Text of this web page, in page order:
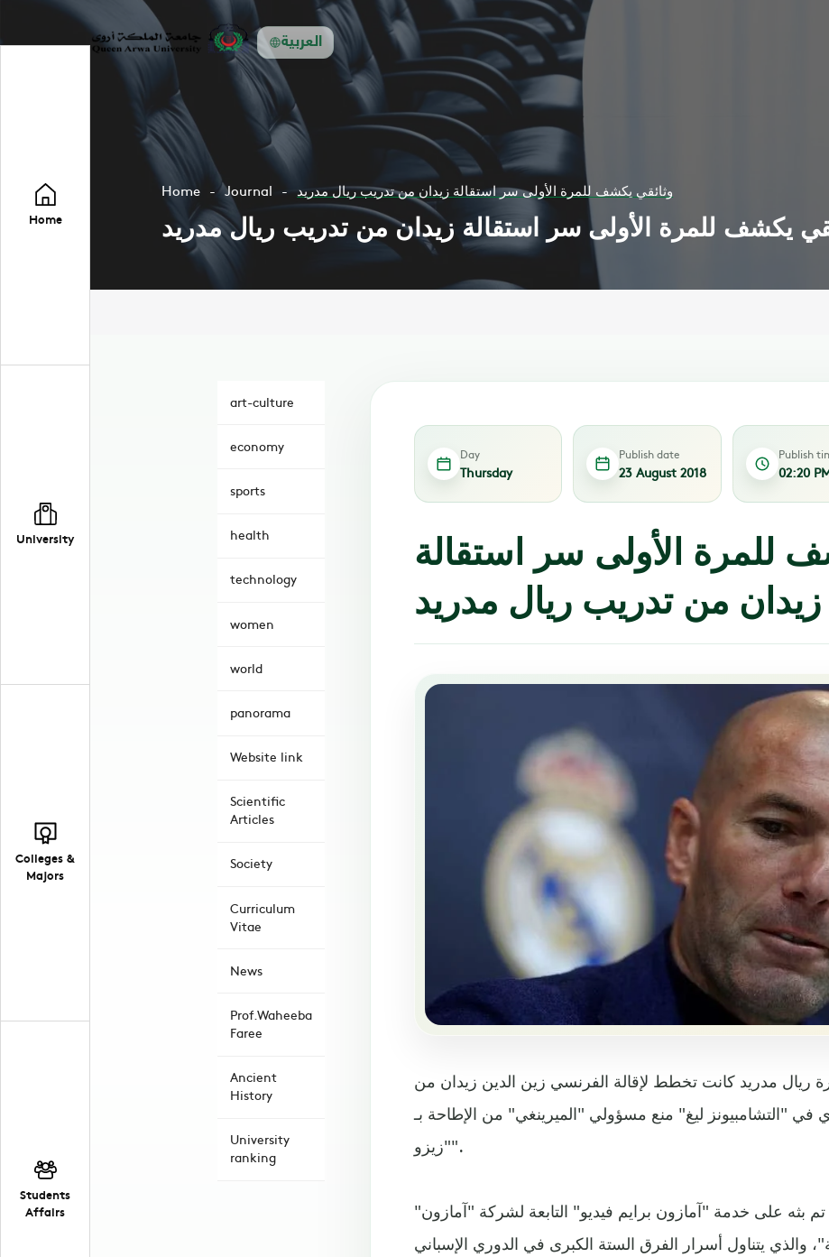
العربية
Home
University
Colleges &
Majors
Students
Affairs
Home Journal وثائقي يكشف للمرة الأولى سر استقالة زيدان من تدريب ريال مدريد
يكشف للمرة الأولى سر استقالة زيدان من تدريب ريال مدريد
art-culture
economy
sports
health
technology
women
world
panorama
Website link
Scientific
Articles
Society
Curriculum
Vitae
News
Prof.Waheeba
Faree
Ancient
History
University
ranking
Day
Thursday
Publish date
23 August 2018
Publish
02:20
للمرة الأولى سر استقالة
زيدان من تدريب ريال مدريد
ريال مدريد كانت تخطط لإقالة الفرنسي زين الدين زيدان من
في "التشامبيونز ليغ" منع مسؤولي "الميرينغي" من الإطاحة بـ
"زيزو".
بثه على خدمة "آمازون برايم فيديو" التابعة لشركة "آمازون"
والذي يتناول أسرار الفرق الستة الكبرى في الدوري الإسباني